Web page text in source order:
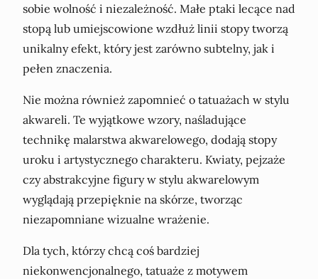
sobie wolność i niezależność. Małe ptaki lecące nad
stopą lub umiejscowione wzdłuż linii stopy tworzą
unikalny efekt, który jest zarówno subtelny, jak i
pełen znaczenia.
Nie można również zapomnieć o tatuażach w stylu
akwareli. Te wyjątkowe wzory, naśladujące
technikę malarstwa akwarelowego, dodają stopy
uroku i artystycznego charakteru. Kwiaty, pejzaże
czy abstrakcyjne figury w stylu akwarelowym
wyglądają przepięknie na skórze, tworząc
niezapomniane wizualne wrażenie.
Dla tych, którzy chcą coś bardziej
niekonwencjonalnego, tatuaże z motywem